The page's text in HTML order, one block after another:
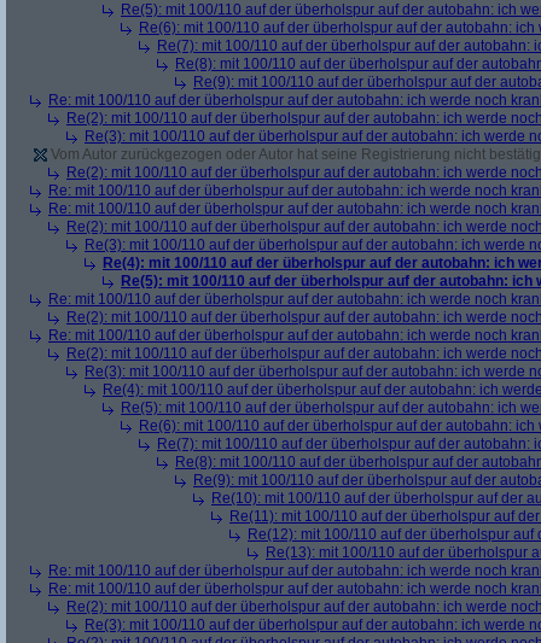
Re(5): mit 100/110 auf der überholspur auf der autobahn: ich
Re(6): mit 100/110 auf der überholspur auf der autobahn:
Re(7): mit 100/110 auf der überholspur auf der autobahn:
Re(8): mit 100/110 auf der überholspur auf der
Re(9): mit 100/110 auf der überholspur auf der
Re: mit 100/110 auf der überholspur auf der autobahn: ich werde noch
Re(2): mit 100/110 auf der überholspur auf der autobahn: ich werde
Re(3): mit 100/110 auf der überholspur auf der autobahn: ich werde
Vom Autor zurückgezogen oder Autor hat seine Registrierung nicht
Re(2): mit 100/110 auf der überholspur auf der autobahn: ich werde
Re: mit 100/110 auf der überholspur auf der autobahn: ich werde noch
Re: mit 100/110 auf der überholspur auf der autobahn: ich werde noch
Re(2): mit 100/110 auf der überholspur auf der autobahn: ich werde
Re(3): mit 100/110 auf der überholspur auf der autobahn: ich werde
Re(4): mit 100/110 auf der überholspur auf der autobahn: ich
Re(5): mit 100/110 auf der überholspur auf der autobahn: ich
Re: mit 100/110 auf der überholspur auf der autobahn: ich werde noch
Re(2): mit 100/110 auf der überholspur auf der autobahn: ich werde
Re: mit 100/110 auf der überholspur auf der autobahn: ich werde noch
Re(2): mit 100/110 auf der überholspur auf der autobahn: ich werde
Re(3): mit 100/110 auf der überholspur auf der autobahn: ich werde
Re(4): mit 100/110 auf der überholspur auf der autobahn: ich
Re(5): mit 100/110 auf der überholspur auf der autobahn: ich
Re(6): mit 100/110 auf der überholspur auf der autobahn:
Re(7): mit 100/110 auf der überholspur auf der autobahn:
Re(8): mit 100/110 auf der überholspur auf der
Re(9): mit 100/110 auf der überholspur auf der
Re(10): mit 100/110 auf der überholspur auf der
Re(11): mit 100/110 auf der überholspur auf
Re(12): mit 100/110 auf der überholspur
Re(13): mit 100/110 auf der überholspur
Re: mit 100/110 auf der überholspur auf der autobahn: ich werde noch
Re: mit 100/110 auf der überholspur auf der autobahn: ich werde noch
Re(2): mit 100/110 auf der überholspur auf der autobahn: ich werde
Re(3): mit 100/110 auf der überholspur auf der autobahn: ich werde